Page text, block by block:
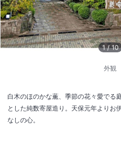
1 /10
外観
白木のほのかな薫、季節の花々愛でる
とした純数寄屋造り。天保元年よりお
なしの心。